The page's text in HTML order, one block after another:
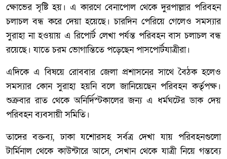
ক্ষোভের সৃষ্টি হয়। এ কারণে বেনাপোল থেকে দুরপাল্লার পরিবহন
চলাচল বন্ধ করে দেয়া হয়েছে। চারদিন পেরিয়ে গেলেও সমস্যার
সুরাহা না হওয়ায় এ রিপোর্ট লেখা পর্যন্ত পরিবহন বাস চলাচল বন্ধ
রয়েছে। যাতে চরম ভোগান্তিতে পড়েছেন পাসপোর্টযাত্রীরা।
এদিকে এ বিষয়ে রোববার জেলা প্রশাসনের সাথে বৈঠক হলেও
সমস্যার কোন সুরাহা হয়নি বলে জানিয়েছেন পরিবহন কর্তৃপক্ষ।
শুক্রবার রাত থেকে অনির্দিস্টকালের জন্য এ ধর্মঘটের ডাক দেয়
পরিবহন ব্যবসায়ী সমিতি।
তাদের বক্তব্য, ঢাকা যশোরসহ সর্বত্র দেখা যায় পরিবহনগুলো
টার্মিনাল থেকে কাউন্টারে আসে, সেখান থেকে যাত্রী নিয়ে গন্তব্যে